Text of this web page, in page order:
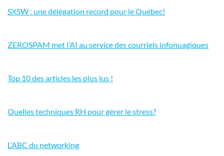
SXSW : une délégation record pour le Québec!
ZEROSPAM met l’AI au service des courriels infonuagiques
Top 10 des articles les plus lus !
Quelles techniques RH pour gérer le stress?
L’ABC du networking